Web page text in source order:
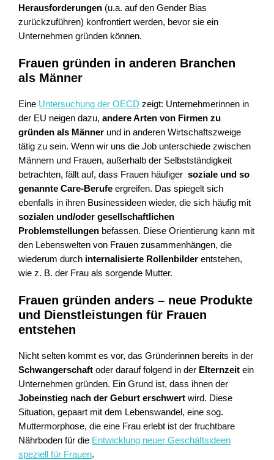
Herausforderungen (u.a. auf den Gender Bias
zurückzuführen) konfrontiert werden, bevor sie ein
Unternehmen gründen können.
Frauen gründen in anderen Branchen
als Männer
Eine Untersuchung der OECD zeigt: Unternehmerinnen in
der EU neigen dazu,andere Arten von Firmen zu
gründen als Männer und in anderen Wirtschaftszweige
tätig zu sein. Wenn wir uns die Job unterschiede zwischen
Männern und Frauen, außerhalb der Selbstständigkeit
betrachten, fällt auf, dass Frauen häufigersoziale und so
genannte Care-Berufeergreifen. Das spiegelt sich
ebenfalls in ihren Businessideen wieder, die sich häufig mit
sozialen und/oder gesellschaftlichen
Problemstellungen befassen. Diese Orientierung kann mit
den Lebenswelten von Frauen zusammenhängen, die
wiederum durch internalisierte Rollenbilder entstehen,
wie z. B. der Frau als sorgende Mutter.
Frauen gründen anders – neue Produkte
und Dienstleistungen für Frauen
entstehen
Nicht selten kommt es vor, das Gründerinnen bereits in der
Schwangerschaft oder darauf folgend in der Elternzeit ein
Unternehmen gründen. Ein Grund ist, dass ihnen der
Jobeinstieg nach der Geburt erschwert wird. Diese
Situation, gepaart mit dem Lebenswandel, eine sog.
Muttermorphose, die eine Frau erlebt ist der fruchtbare
Nährboden für die Entwicklung neuer Geschäftsideen
speziell für Frauen.